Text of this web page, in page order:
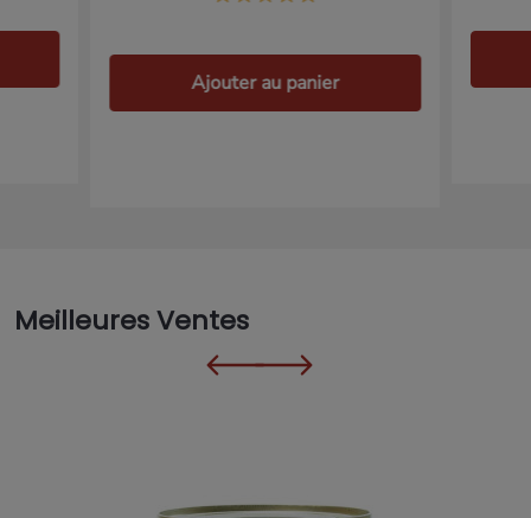
Ajouter au panier
Meilleures Ventes